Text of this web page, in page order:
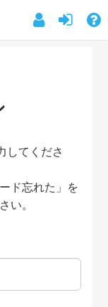
してくださ
ド忘れた」を
い。